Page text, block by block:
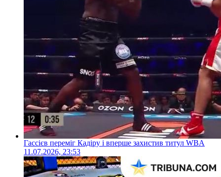
Гассієв переміг Кадіру і вперше захистив титул WBA
11.07.2026, 23:53